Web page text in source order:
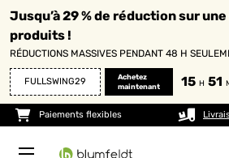
Jusqu’à 29 % de réduction sur
produits !
RÉDUCTIONS MASSIVES PENDANT 48 H
FULLSWING29
Achetez
maintenant
15 H 51
Paiements flexibles